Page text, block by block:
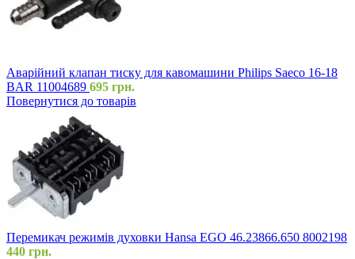
Аварійний клапан тиску для кавомашини Philips Saeco 16-18
BAR 11004689 695 грн.
Повернутися до товарів
Перемикач режимів духовки Hansa EGO 46.23866.650 8002198
440 грн.